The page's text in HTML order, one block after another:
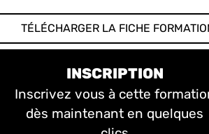
TÉLÉCHARGER LA FICHE
INSCRIPTION
Inscrivez vous à cette
dès maintenant en quelques